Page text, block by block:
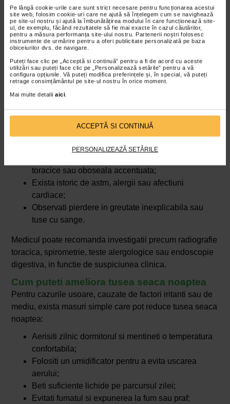
Pe lângă cookie-urile care sunt strict necesare pentru funcționarea acestui
site web, folosim cookie-uri care ne ajută să înțelegem cum se navighează
pe site-ul nostru și ajută la îmbunătățirea modului în care funcționează site-
ul, de exemplu, făcând rezultatele să fie mai exacte în cazul căutărilor,
pentru a măsura performanța site-ului nostru. Partenerii noștri folosesc
instrumente de urmărire pentru a oferi publicitate personalizată pe baza
obiceiurilor dvs. de navigare.
Puteți face clic pe „Acceptă si continuă” pentru a fi de acord cu aceste
utilizări sau puteți face clic pe „Personalizează setările” pentru a vă
configura opțiunile. Vă puteți modifica preferințele și, în special, vă puteți
retrage consimțământul pe site-ul nostru în orice moment.
Mai multe detalii aici.
ACCEPTĂ SI CONTINUĂ
PERSONALIZEAZĂ SETĂRILE
de respiratie in pozitie culcata.
Expunerea la poluanti sau mucegai – substantele
chimice, fumul sau prezenta mucegaiului in casa pot irita
cronic caile respiratorii, provocand tuse nocturna
recurenta.
Cand tusea seaca noaptea necesita un
consult medical
poate fi un semn al unei afectiuni care necesita evaluare
medicala. Este recomandat sa consultati un medic daca:
Tusea dureaza mai mult de 2-3 saptamani;
toracice sau oboseala accentuata;
Exista istoric de astm, alergii sau afectiuni
cardiace;
Observati pierdere in greutate inexplicabila sau
tuse cu sange.
Medicul poate recomanda investigatii precum radiografie
toracica, spirometrie, teste alergologice sau endoscopie
digestiva, in functie de suspiciunea clinica.
Cum puteti ameliora tusea seaca noaptea
Pentru cazurile usoare, cauzate de factori iritanti sau de
mediu, exista masuri simple care pot reduce tusea seaca
noaptea:
Aerisiti zilnic dormitorul si mentineti o temperatura
confortabila;
Folositi un umidificator pentru a evita uscarea
aerului;
Beti suficiente lichide pe parcursul zilei;
Evitati fumatul si expunerea la fum sau praf;